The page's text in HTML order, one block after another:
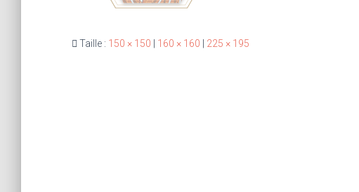
Taille : 150 × 150 160 × 160 225 × 195